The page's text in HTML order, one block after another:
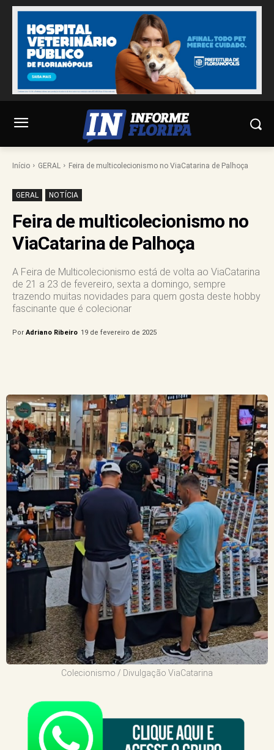
Início GERAL Feira de multicolecionismo no ViaCatarina de Palhoça
GERAL NOTÍCIA
Feira de multicolecionismo no
ViaCatarina de Palhoça
A Feira de Multicolecionismo está de volta ao ViaCatarina
de 21 a 23 de fevereiro, sexta a domingo, sempre
trazendo muitas novidades para quem gosta deste hobby
fascinante que é colecionar
Por Adriano Ribeiro 19 de fevereiro de 2025
Colecionismo / Divulgação ViaCatarina